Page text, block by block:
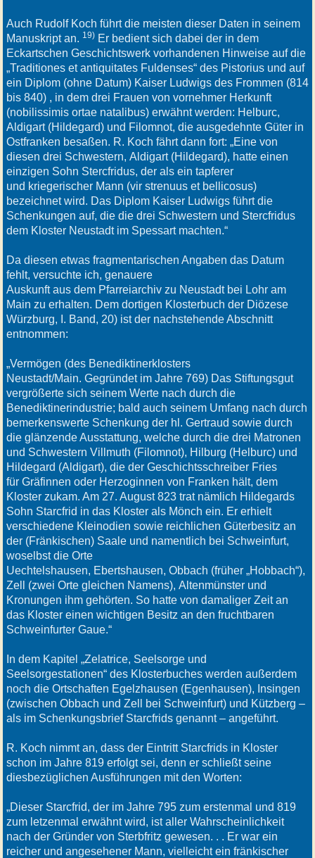
Auch Rudolf Koch führt die meisten dieser Daten in seinem
Manuskript an. 19)Er bedient sich dabei der in dem
Eckartschen Geschichtswerk vorhandenen Hinweise auf die
„Traditiones et antiquitates Fuldenses“ des Pistorius und auf
ein Diplom (ohne Datum) Kaiser Ludwigs des Frommen (814
bis 840) , in dem drei Frauen von vornehmer Herkunft
(nobilissimis ortae natalibus) erwähnt werden: Helburc,
Aldigart (Hildegard) und Filomnot, die ausgedehnte Güter in
Ostfranken besaßen. R. Koch fährt dann fort: „Eine von
diesen drei Schwestern, Aldigart (Hildegard), hatte einen
einzigen Sohn Stercfridus, der als ein tapferer
und kriegerischer Mann (vir strenuus et bellicosus)
bezeichnet wird. Das Diplom Kaiser Ludwigs führt die
Schenkungen auf, die die drei Schwestern und Stercfridus
dem Kloster Neustadt im Spessart machten.“
Da diesen etwas fragmentarischen Angaben das Datum
fehlt, versuchte ich, genauere
Auskunft aus dem Pfarreiarchiv zu Neustadt bei Lohr am
Main zu erhalten. Dem dortigen Klosterbuch der Diözese
Würzburg, I. Band, 20) ist der nachstehende Abschnitt
entnommen:
„Vermögen (des Benediktinerklosters
Neustadt/Main. Gegründet im Jahre 769) Das Stiftungsgut
vergrößerte sich seinem Werte nach durch die
Benediktinerindustrie; bald auch seinem Umfang nach durch
bemerkenswerte Schenkung der hl. Gertraud sowie durch
die glänzende Ausstattung, welche durch die drei Matronen
und Schwestern Villmuth (Filomnot), Hilburg (Helburc) und
Hildegard (Aldigart), die der Geschichtsschreiber Fries
für Gräfinnen oder Herzoginnen von Franken hält, dem
Kloster zukam. Am 27. August 823 trat nämlich Hildegards
Sohn Starcfrid in das Kloster als Mönch ein. Er erhielt
verschiedene Kleinodien sowie reichlichen Güterbesitz an
der (Fränkischen) Saale und namentlich bei Schweinfurt,
woselbst die Orte
Uechtelshausen, Ebertshausen, Obbach (früher „Hobbach“),
Zell (zwei Orte gleichen Namens), Altenmünster und
Kronungen ihm gehörten. So hatte von damaliger Zeit an
das Kloster einen wichtigen Besitz an den fruchtbaren
Schweinfurter Gaue.“
In dem Kapitel „Zelatrice, Seelsorge und
Seelsorgestationen“ des Klosterbuches werden außerdem
noch die Ortschaften Egelzhausen (Egenhausen), Insingen
(zwischen Obbach und Zell bei Schweinfurt) und Kützberg –
als im Schenkungsbrief Starcfrids genannt – angeführt.
R. Koch nimmt an, dass der Eintritt Starcfrids in Kloster
schon im Jahre 819 erfolgt sei, denn er schließt seine
diesbezüglichen Ausführungen mit den Worten:
„Dieser Starcfrid, der im Jahre 795 zum erstenmal und 819
zum letzenmal erwähnt wird, ist aller Wahrscheinlichkeit
nach der Gründer von Sterbfritz gewesen. . . Er war ein
reicher und angesehener Mann, vielleicht ein fränkischer